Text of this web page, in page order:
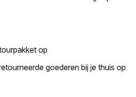
op
goederen bij je thuis op